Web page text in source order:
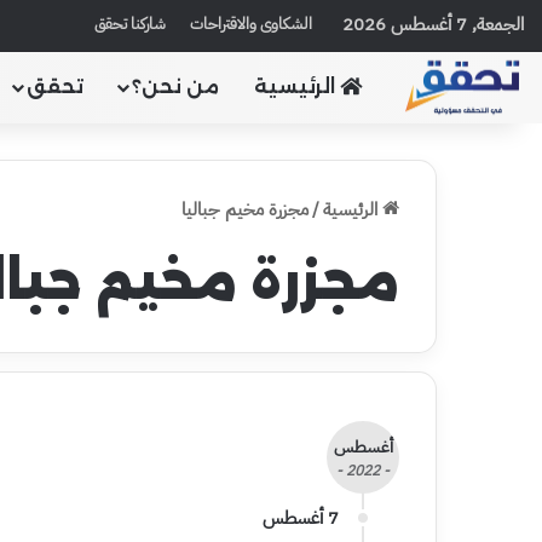
الجمعة, 7 أغسطس 2026 الشكاوى والاقتراحات شاركنا تحقق
الرئيسية من نحن؟ تحقق
الرئيسية/مجزرة مخيم جباليا
مجزرة مخيم
أغسطس
- 2022 -
7 أغسطس